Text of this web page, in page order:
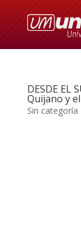
DESDE EL
Quijano y
Sin categoría